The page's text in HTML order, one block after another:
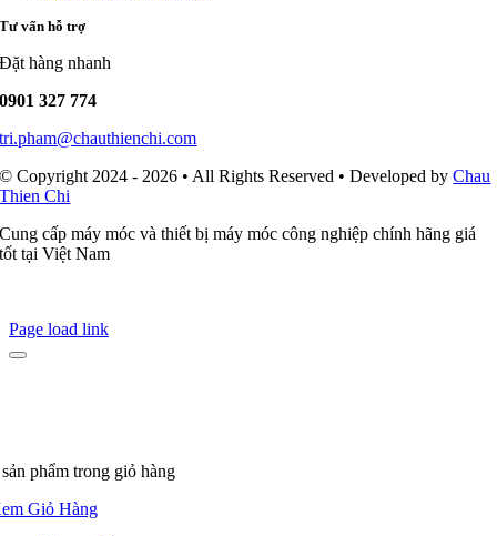
Tư vấn hỗ trợ
Đặt hàng nhanh
0901 327 774
tri.pham@chauthienchi.com
© Copyright 2024 - 2026 • All Rights Reserved • Developed byChau
Thien Chi
Cung cấp máy móc và thiết bị máy móc công nghiệp chính hãng giá
tốt tại Việt Nam
Page load link
phẩm trong giỏ hàng
Giỏ Hàng